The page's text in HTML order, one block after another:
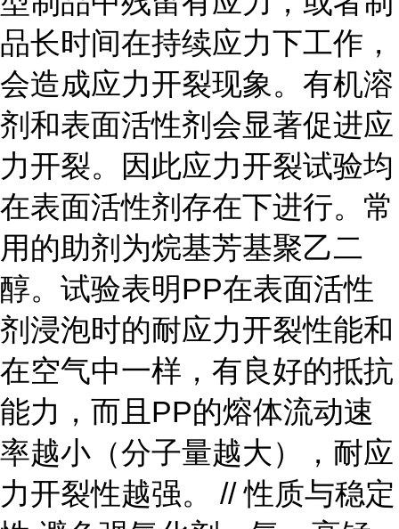
品长时间在持续应力下工作，
会造成应力开裂现象。有机溶
剂和表面活性剂会显著促进应
力开裂。因此应力开裂试验均
在表面活性剂存在下进行。常
用的助剂为烷基芳基聚乙二
醇。试验表明PP在表面活性
剂浸泡时的耐应力开裂性能和
在空气中一样，有良好的抵抗
能力，而且PP的熔体流动速
率越小（分子量越大），耐应
力开裂性越强。 // 性质与稳定